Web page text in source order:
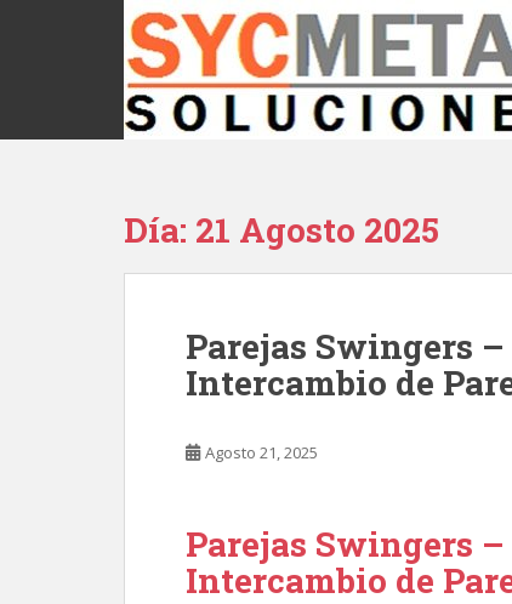
Día: 21 Agosto 2025
Parejas Swingers
Intercambio de
Agosto 21, 2025
Parejas Swingers
Intercambio de